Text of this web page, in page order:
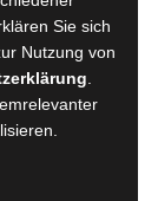
Sie sich
Nutzung von